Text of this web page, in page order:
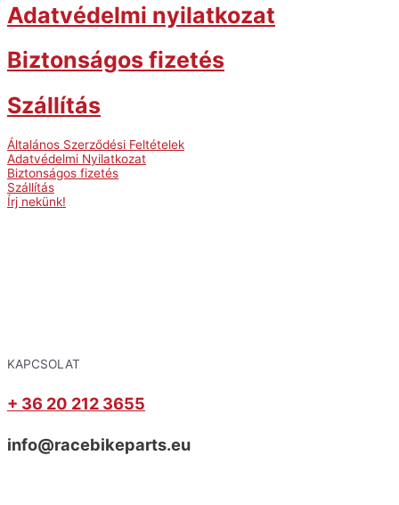
Adatvédelmi nyilatkozat
Biztonságos fizetés
Szállítás
Általános Szerződési Feltételek
Adatvédelmi Nyilatkozat
Biztonságos fizetés
Szállítás
Írj nekünk!
KAPCSOLAT
+ 36 20 212 3655
info@racebikeparts.eu